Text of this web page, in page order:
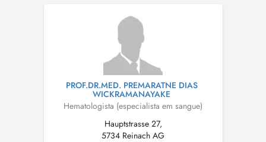
PROF.DR.MED. PREMARATNE DIAS
WICKRAMANAYAKE
Hematologista (especialista em sangue)
Hauptstrasse 27,
5734 Reinach AG